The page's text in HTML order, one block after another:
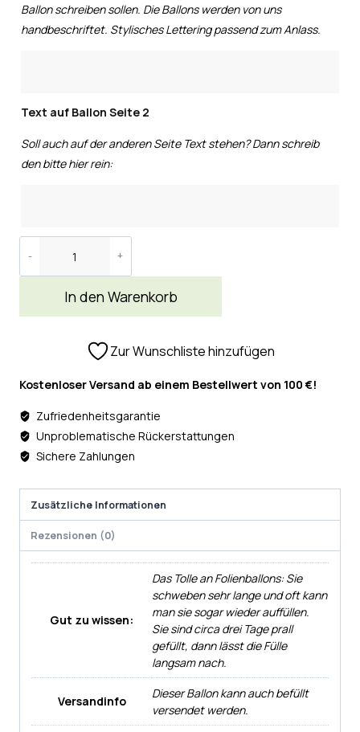
Ballon schreiben sollen. Die Ballons werden von uns
handbeschriftet. Stylisches Lettering passend zum Anlass.
Text auf Ballon Seite 2
Soll auch auf der anderen Seite Text stehen? Dann schreib
den bitte hier rein:
In den Warenkorb
Zur Wunschliste hinzufügen
Kostenloser Versand ab einem Bestellwert von 100 €!
Zufriedenheitsgarantie
Unproblematische Rückerstattungen
Sichere Zahlungen
Zusätzliche Informationen
Rezensionen (0)
Gut zu wissen:
Das Tolle an Folienballons: Sie
schweben sehr lange und oft kann
man sie sogar wieder auffüllen.
Sie sind circa drei Tage prall
gefüllt, dann lässt die Fülle
langsam nach.
Versandinfo
Dieser Ballon kann auch befüllt
versendet werden.